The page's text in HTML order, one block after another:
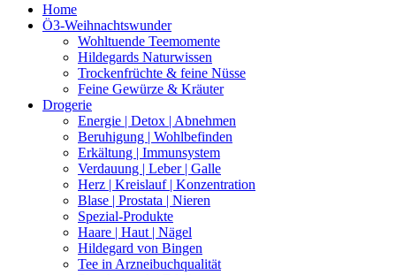
Home
Ö3-Weihnachtswunder
Wohltuende Teemomente
Hildegards Naturwissen
Trockenfrüchte & feine Nüsse
Feine Gewürze & Kräuter
Drogerie
Energie | Detox | Abnehmen
Beruhigung | Wohlbefinden
Erkältung | Immunsystem
Verdauung | Leber | Galle
Herz | Kreislauf | Konzentration
Blase | Prostata | Nieren
Spezial-Produkte
Haare | Haut | Nägel
Hildegard von Bingen
Tee in Arzneibuchqualität